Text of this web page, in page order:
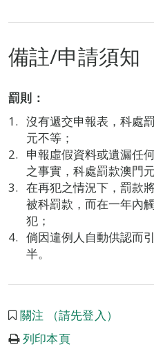
備註/申請須知
罰則：
沒有遞交申報表，科處
元不等；
申報虛假資料或遺漏任
之事實，科處罰款澳門
在再犯之情況下，罰款
被科罰款，而在一年內
犯；
倘因違例人自動供認而
半。
關注 （請先登入）
列印本頁